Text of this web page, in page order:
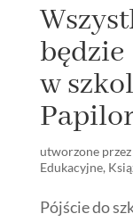
będzie
w
utworzone przez
Edukacyjne,
Pójście do